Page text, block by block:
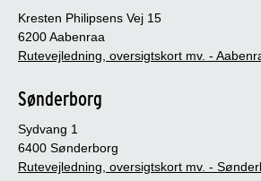
Kresten Philipsens Vej 15
6200 Aabenraa
Rutevejledning, oversigtskort mv. -
Sønderborg
Sydvang 1
6400 Sønderborg
Rutevejledning, oversigtskort mv. -